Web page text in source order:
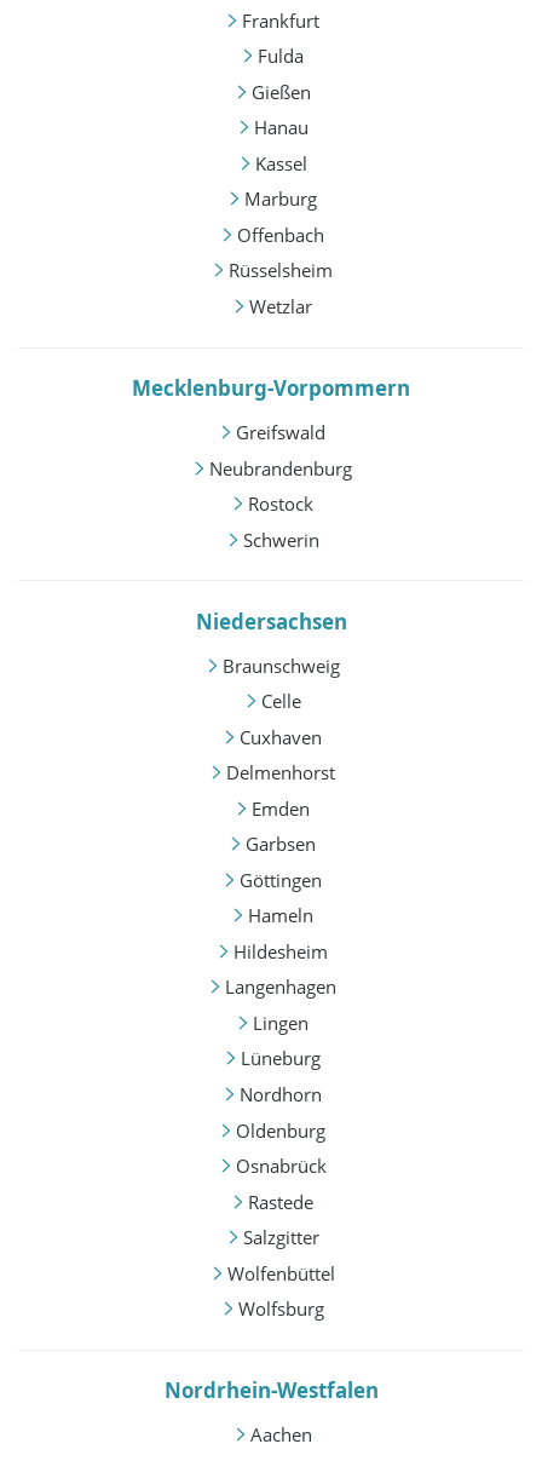
Frankfurt
Fulda
Gießen
Hanau
Kassel
Marburg
Offenbach
Rüsselsheim
Wetzlar
Mecklenburg-Vorpommern
Greifswald
Neubrandenburg
Rostock
Schwerin
Niedersachsen
Braunschweig
Celle
Cuxhaven
Delmenhorst
Emden
Garbsen
Göttingen
Hameln
Hildesheim
Langenhagen
Lingen
Lüneburg
Nordhorn
Oldenburg
Osnabrück
Rastede
Salzgitter
Wolfenbüttel
Wolfsburg
Nordrhein-Westfalen
Aachen